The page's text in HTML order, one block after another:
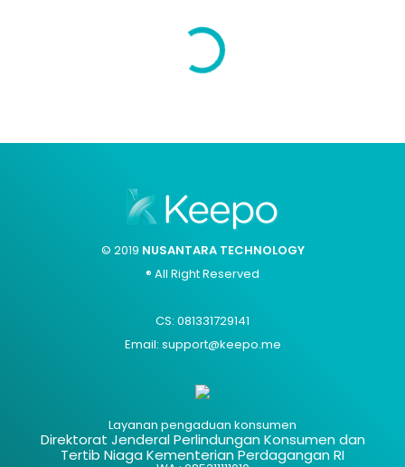
© 2019 NUSANTARA TECHNOLOGY
® All Right Reserved
CS: 081331729141
Email: support@keepo.me
Layanan pengaduan konsumen
Direktorat Jenderal Perlindungan Konsumen dan
Tertib Niaga Kementerian Perdagangan RI